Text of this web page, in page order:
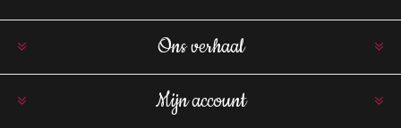
Ons verhaal
Mijn account